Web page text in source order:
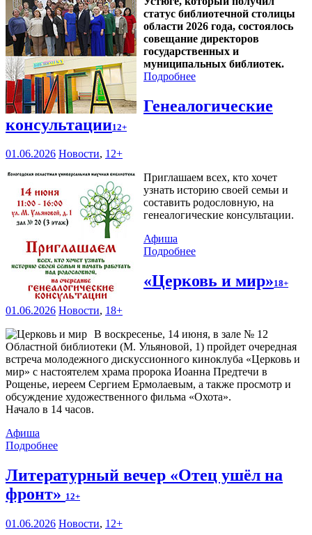
статус библиотечной столицы
области 2026 года, состоялось
совещание директоров
государственных и
муниципальных библиотек.
Подробнее
Генеалогические
консультации12+
01.06.2026 Новости, 12+
Приглашаем всех, кто хочет
узнать историю своей семьи и
составить родословную, на
генеалогические консультации.
Афиша
Подробнее
«Церковь и мир»18+
01.06.2026 Новости, 18+
В воскресенье, 14 июня, в зале № 12
Областной библиотеки (М. Ульяновой, 1) пройдет очередная
встреча молодежного дискуссионного киноклуба «Церковь и
мир» с настоятелем храма пророка Иоанна Предтечи в
Рощенье, иереем Сергием Ермолаевым, а также просмотр и
обсуждение художественного фильма «Охота».
Начало в 14 часов.
Афиша
Подробнее
Литературный вечер «Отец ушёл на
фронт» 12+
01.06.2026 Новости, 12+